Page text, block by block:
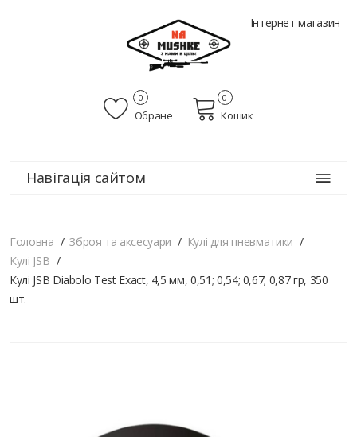
Інтернет магазин
Обране
0
Кошик
0
Навігація сайтом
Головна Зброя та аксесуари
Кулі для пневматики
Кулі JSB
Кулі JSB Diabolo Test Exact, 4,5 мм, 0,51; 0,54; 0,67; 0,87 гр, 350
шт.